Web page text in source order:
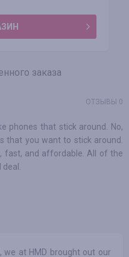
заказа
ОТЗЫВЫ 0
phones that stick around. No,
that you want to stick around.
fast, and affordable. All of the
we at HMD brought out our